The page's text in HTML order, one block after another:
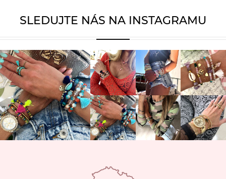
SLEDUJTE NÁS NA INSTAGRAMU